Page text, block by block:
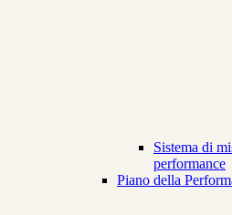
Sistema di
performance
Piano della